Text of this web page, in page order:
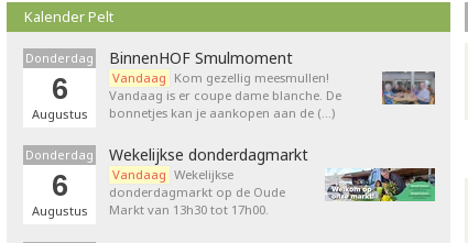
Kalender Pelt
Donderdag
6
Augustus
BinnenHOF Smulmoment
Vandaag Kom gezellig meesmullen!
Vandaag is er coupe dame blanche. De
bonnetjes kan je aankopen aan de (…)
Donderdag
6
Augustus
Wekelijkse donderdagmarkt
Vandaag Wekelijkse
donderdagmarkt op de Oude
Markt van 13h30 tot 17h00.